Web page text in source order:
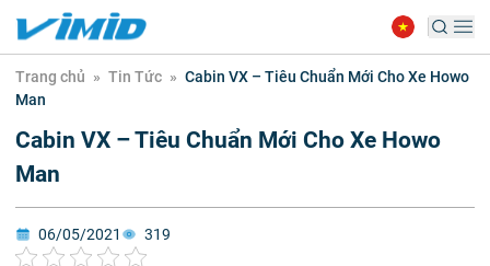
Trang chủ » Tin Tức » Cabin VX – Tiêu Chuẩn Mới Cho Xe Howo
Man
Cabin VX – Tiêu Chuẩn Mới Cho Xe Howo
Man
06/05/2021 319